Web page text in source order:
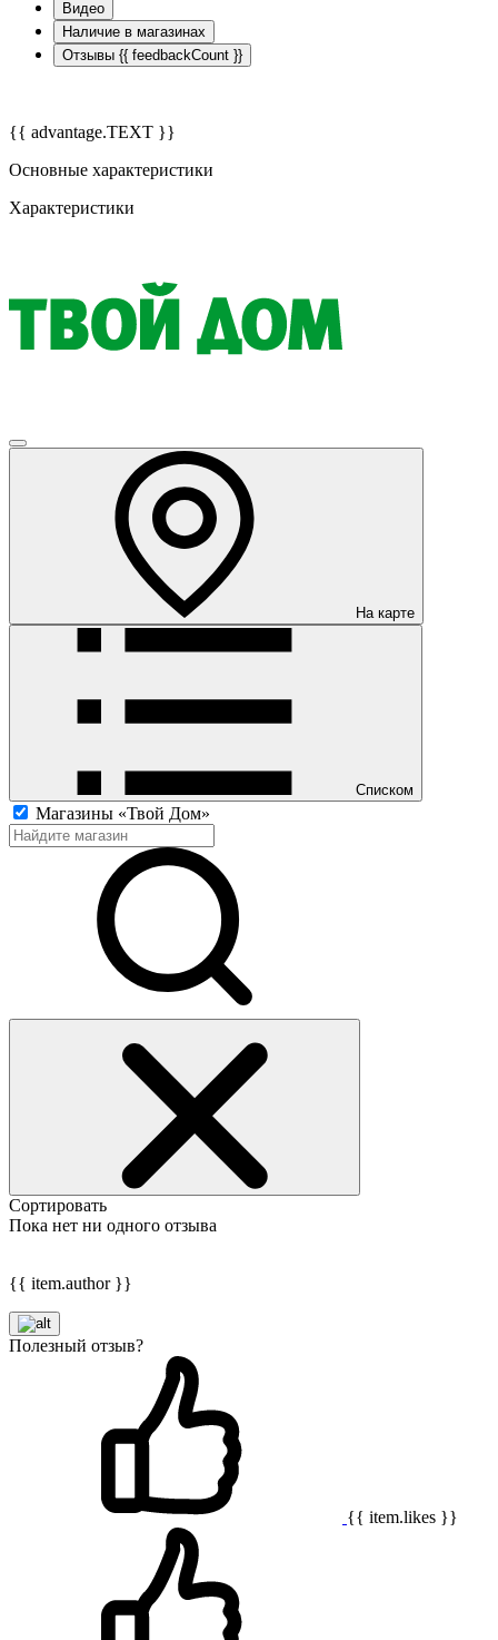
Видео
Наличие в магазинах
Отзывы {{ feedbackCount }}
{{ advantage.TEXT }}
Основные характеристики
Характеристики
На карте
Списком
Магазины «Твой Дом»
Сортировать
Пока нет ни одного отзыва
{{ item.author }}
Полезный отзыв?
{{ item.likes }}